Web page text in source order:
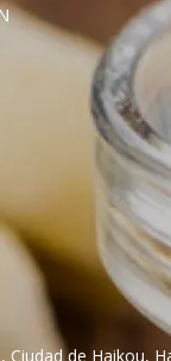
de Haikou,